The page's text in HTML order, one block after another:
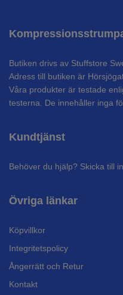
Butiken drivs av Stuffstore
Adress till butiken är
Våra produkter är testade
testerna. De innehåller inga
Kundtjänst
Behöver du hjälp? Skicka till
Övriga länkar
Köpvillkor
Integritetspolicy
Ångerrätt och Retur
Kontakt